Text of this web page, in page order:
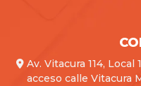
Av. Vitacura 114, Local
acceso calle Vitacura